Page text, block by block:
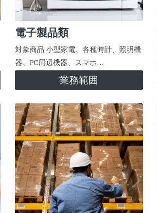
電子製品類
対象商品 小型家電、各種時計、照明機
器、PC周辺機器、スマホ…
業務範囲